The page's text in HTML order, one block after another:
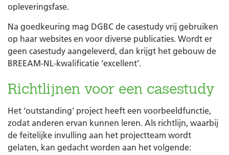
opleveringsfase.
Na goedkeuring mag DGBC de casestudy vrij gebruiken
op haar websites en voor diverse publicaties. Wordt er
geen casestudy aangeleverd, dan krijgt het gebouw de
BREEAM-NL-kwalificatie ‘excellent’.
Richtlijnen voor een casestudy
Het ‘outstanding’ project heeft een voorbeeldfunctie,
zodat anderen ervan kunnen leren. Als richtlijn, waarbij
de feitelijke invulling aan het projectteam wordt
gelaten, kan gedacht worden aan het volgende: